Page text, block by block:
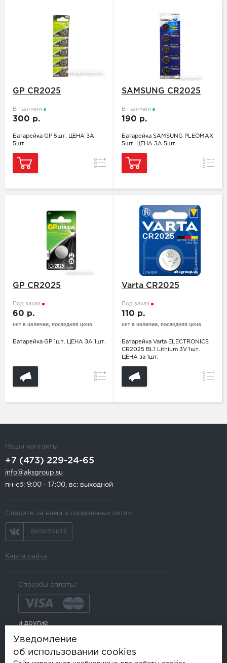
GP CR2025
В наличии
300 р.
Батарейка GP 5шт. ЦЕНА ЗА
5шт.
Сравнение
SAMSUNG CR2025
В наличии
190 р.
Батарейка SAMSUNG PLEOMAX
5шт. ЦЕНА ЗА 5шт.
GP CR2025
Под заказ
60 р.
нет в наличии, последняя цена
Батарейка GP 1шт. ЦЕНА ЗА 1шт.
Сравнение
Varta CR2025
Под заказ
110 р.
нет в наличии, последняя цена
Батарейка Varta ELECTRONICS
CR2025 BL1 Lithium 3V 1шт.
ЦЕНА за 1шт.
Наши контакты
+7 (473) 229-24-65
info@aksgroup.su
пн-сб: 9:00 - 17:00, вс: выходной
Следите за нами в социальных сетях:
ВКОНТАКТЕ
Карта сайта
Способы оплаты:
и другие
Уведомление
об использовании cookies